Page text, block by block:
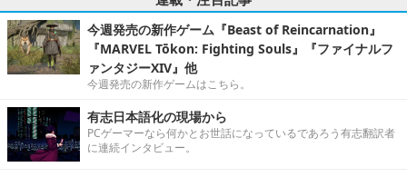
今週発売の新作ゲーム『Beast of Reincarnation』
『MARVEL Tōkon: Fighting Souls』『ファイナルフ
ァンタジーXIV』他
今週発売の新作ゲームはこちら。
有志日本語化の現場から
PCゲーマーなら何かとお世話になっているであろう有志翻訳者
に連続インタビュー。